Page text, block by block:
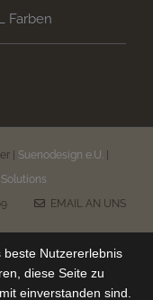
Farben
| Suenodesign e.U.|
Solutions
EMAIL AN UNS
Nutzererlebnis
diese Seite zu
einverstanden sind.